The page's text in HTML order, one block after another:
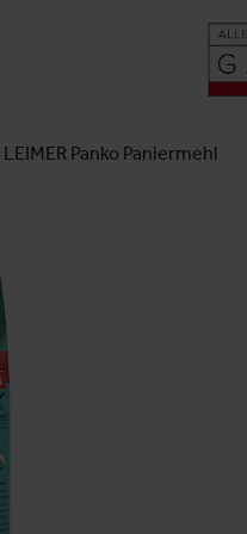
LEIMER Panko Paniermehl